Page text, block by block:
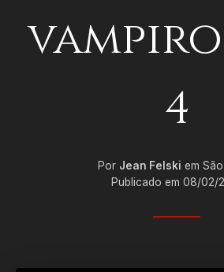
4
Por Jean Felski em
Publicado em 08/02/